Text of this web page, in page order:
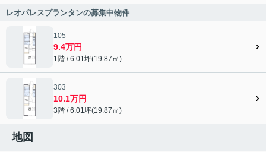
レオパレスプランタンの募集中物件
105
9.4万円
1階 / 6.01坪(19.87㎡)
303
10.1万円
3階 / 6.01坪(19.87㎡)
地図